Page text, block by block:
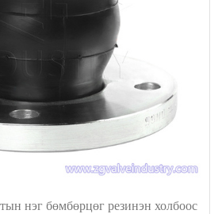
нэг бөмбөрцөг резинэн холбоос